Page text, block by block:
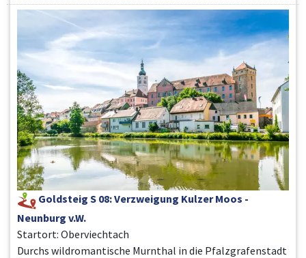
Goldsteig S 08: Verzweigung Kulzer Moos -
Neunburg v.W.
Startort: Oberviechtach
Durchs wildromantische Murnthal in die Pfalzgrafenstadt